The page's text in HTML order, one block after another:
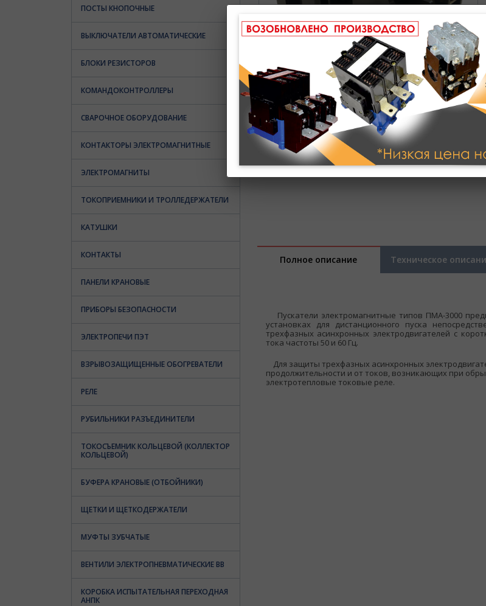
ПОСТЫ КНОПОЧНЫЕ
ВЫКЛЮЧАТЕЛИ АВТОМАТИЧЕСКИЕ
БЛОКИ РЕЗИСТОРОВ
КОМАНДОКОНТРОЛЛЕРЫ
СВАРОЧНОЕ ОБОРУДОВАНИЕ
КОНТАКТОРЫ ЭЛЕКТРОМАГНИТНЫЕ
ЭЛЕКТРОМАГНИТЫ
ТОКОПРИЕМНИКИ И ТРОЛЛЕДЕРЖАТЕЛИ
КАТУШКИ
КОНТАКТЫ
ПАНЕЛИ КРАНОВЫЕ
ПРИБОРЫ БЕЗОПАСНОСТИ
ЭЛЕКТРОПЕЧИ ПЭТ
ВЗРЫВОЗАЩИЩЕННЫЕ ОБОГРЕВАТЕЛИ
РЕЛЕ
РУБИЛЬНИКИ РАЗЪЕДИНИТЕЛИ
ТОКОСЪЕМНИК КОЛЬЦЕВОЙ (КОЛЛЕКТОР
КОЛЬЦЕВОЙ)
БУФЕРА КРАНОВЫЕ (ОТБОЙНИКИ)
ЩЕТКИ И ЩЕТКОДЕРЖАТЕЛИ
МУФТЫ ЗУБЧАТЫЕ
ВЕНТИЛИ ЭЛЕКТРОПНЕВМАТИЧЕСКИЕ ВВ
КОРОБКА ИСПЫТАТЕЛЬНАЯ ПЕРЕХОДНАЯ
АНПК
Полное описание Техническое
Пускатели электромагнитные типов ПМА-3000
установках для дистанционного пуска
трехфазных асинхронных электродвигателей с
тока частоты 50 и 60 Гц.
Для защиты трехфазных асинхронных
продолжительности и от токов, возникающих при
электротепловые токовые реле.